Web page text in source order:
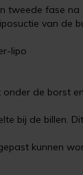
tweede fase
van de
lipo
de borst
bij de billen.
kunnen